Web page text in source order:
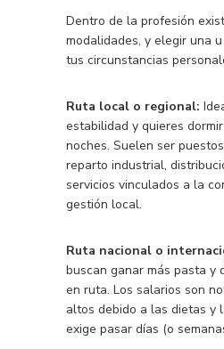
Dentro de la profesión
modalidades, y elegir una
tus circunstancias
Ruta local o regional:
estabilidad y quieres
noches. Suelen ser
reparto industrial,
servicios vinculados a la
gestión local.
Ruta nacional o
buscan ganar más pasta y
en ruta. Los salarios son
altos debido a las dietas y
exige pasar días (o